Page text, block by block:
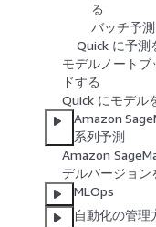
る
バッチ予
Quick に予測
モデルノートブ
ドする
Quick にモデル
Amazon
系列予測
Amazon
デルバージョン
MLOps
自動化の管理